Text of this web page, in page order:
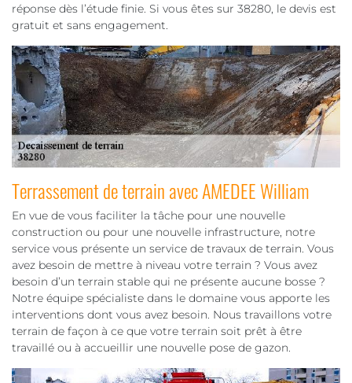
réponse dès l’étude finie. Si vous êtes sur 38280, le devis est
gratuit et sans engagement.
Terrassement de terrain avec AMEDEE William
En vue de vous faciliter la tâche pour une nouvelle
construction ou pour une nouvelle infrastructure, notre
service vous présente un service de travaux de terrain. Vous
avez besoin de mettre à niveau votre terrain ? Vous avez
besoin d’un terrain stable qui ne présente aucune bosse ?
Notre équipe spécialiste dans le domaine vous apporte les
interventions dont vous avez besoin. Nous travaillons votre
terrain de façon à ce que votre terrain soit prêt à être
travaillé ou à accueillir une nouvelle pose de gazon.